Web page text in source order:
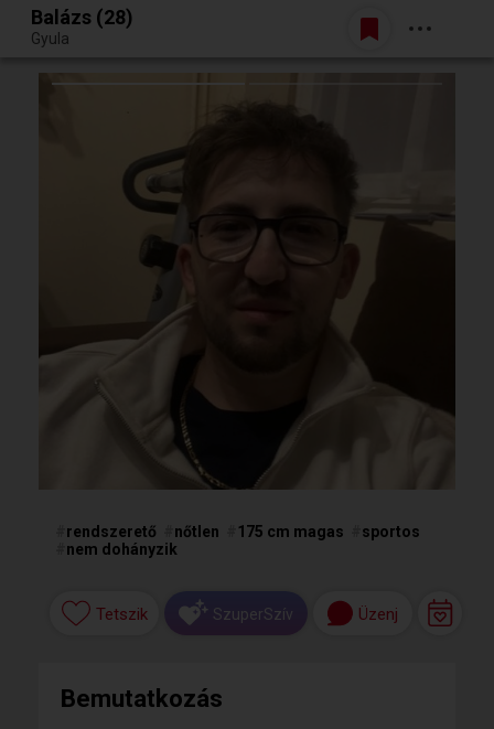
Egy jó randiból bármi lehet.
Belépés
Balázs (28)
Gyula
rendszerető nőtlen 175 cm magas
sportos
nem dohányzik
Tetszik SzuperSzív Üzenj
Bemutatkozás